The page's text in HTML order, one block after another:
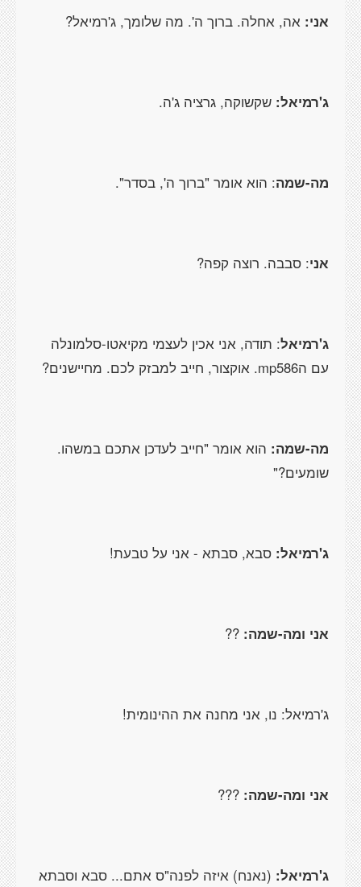
אני: אה, אחלה. ברוך ה'. מה שלומך, ג'רמיאל?
ג'רמיאל: שקשוקה, גרציה ג'ה.
מה-שמה: הוא אומר "ברוך ה', בסדר".
אני: סבבה. רוצה קפה?
ג'רמיאל: תודה, אני אכין לעצמי מקיאטו-סלמונלה
עם הmp586. אוקצור, חייב למבזק לכם. מחיישנים?
מה-שמה: הוא אומר "חייב לעדכן אתכם במשהו.
שומעים?"
ג'רמיאל: סבא, סבתא - אני על טבעת!
אני ומה-שמה: ??
ג'רמיאל: נו, אני מחנה את ההינומית!
אני ומה-שמה: ???
ג'רמיאל: (נאנח) איזה לפנה"ס אתם... סבא וסבתא